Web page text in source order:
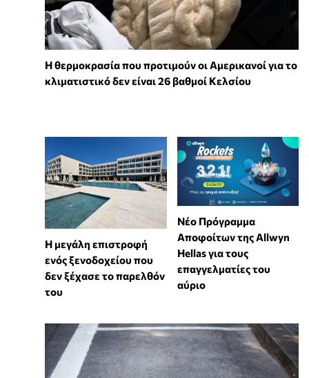
Η θερμοκρασία που προτιμούν οι Αμερικανοί για το
κλιματιστικό δεν είναι 26 βαθμοί Κελσίου
Η μεγάλη επιστροφή
ενός ξενοδοχείου που
δεν ξέχασε το παρελθόν
του
Νέο Πρόγραμμα
Αποφοίτων της Allwyn
Hellas για τους
επαγγελματίες του
αύριο